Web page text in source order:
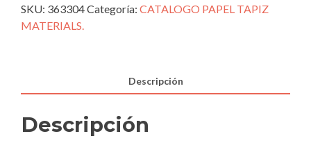
363304.
cantidad
SKU: 363304Categoría: CATALOGO PAPEL TAPIZ
MATERIALS.
Descripción
Descripción